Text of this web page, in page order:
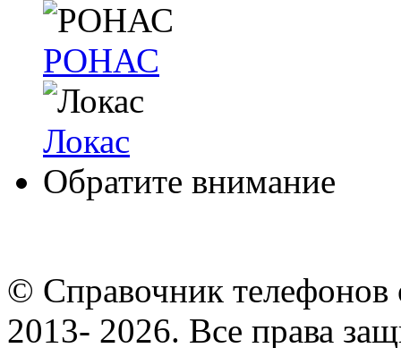
РОНАС
Локас
Обратите внимание
© Cправочник телефонов
2013- 2026. Все права